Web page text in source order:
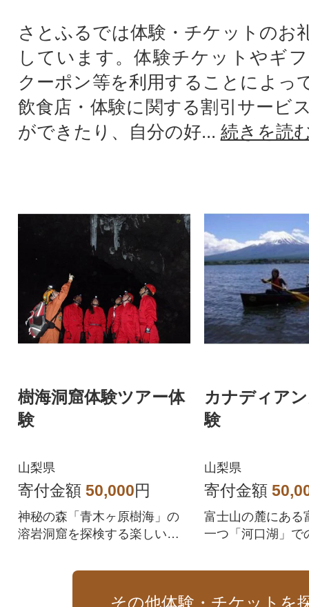
さとふるでは体験・チケットのお
しています。体験チケットやギ
クーポン等を利用することによっ
飲食店・体験に関する割引サービ
ができたり、自分の好... 続きを読
樹海洞窟体験ツアー体
験
山梨県
寄付金額 50,000円
神秘の森「青木ヶ原樹海」の
溶岩洞窟を探検する楽しいツ
カナディア
験
山梨県
寄付金額
富士山の麓にある
一つ「河口湖」で
その他体験・チケットを